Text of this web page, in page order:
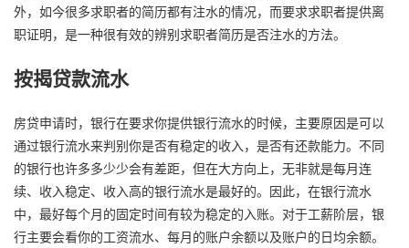
外，如今很多求职者的简历都有注水的情况，而要求求职者提供离
职证明，是一种很有效的辨别求职者简历是否注水的方法。
按揭贷款流水
房贷申请时，银行在要求你提供银行流水的时候，主要原因是可以
通过银行流水来判别你是否有稳定的收入，是否有还款能力。不同
的银行也许多多少少会有差距，但在大方向上，无非就是每月连
续、收入稳定、收入高的银行流水是最好的。因此，在银行流水
中，最好每个月的固定时间有较为稳定的入账。对于工薪阶层，银
行主要会看你的工资流水、每月的账户余额以及账户的日均余额。